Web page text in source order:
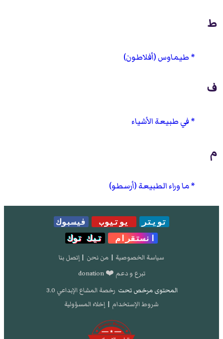
ط
طيماوس (أفلاطون)
ف
في طبيعة الأشياء
م
ما وراء الطبيعة (أرسطو)
تويتر يوتيوب
فيسبوك
انستقرام
تيك توك
سياسة الخصوصية | من نحن | إتصل بنا
تبرع و دعم ❤️ donation
المحتوى مرخص تحت رخصة المشاع الإبداعي 3.0
شروط الإستخدام | إخلاء المسؤولية